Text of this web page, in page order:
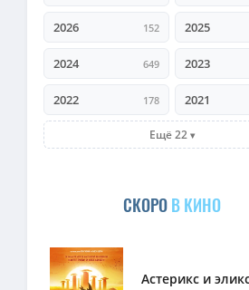
2026 152 2025
2024 649 2023
2022 178 2021
Ещё 22
СКОРОВ КИНО
Астерикс и